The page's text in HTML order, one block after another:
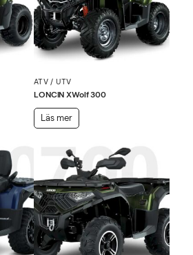
ATV / UTV
LONCIN XWolf 300
Läs mer